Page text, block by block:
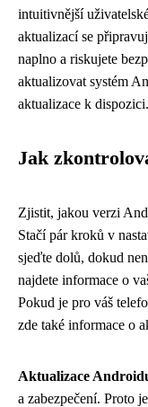
intuitivnější
aktualizací se
naplno a riskujete
aktualizovat systém
aktualizace k dispozici.
Jak
Zjistit, jakou verzi
Stačí pár kroků v
sjeďte dolů, dokud
najdete informace o
Pokud je pro váš
zde také informace o
Aktualizace
a zabezpečení. Proto